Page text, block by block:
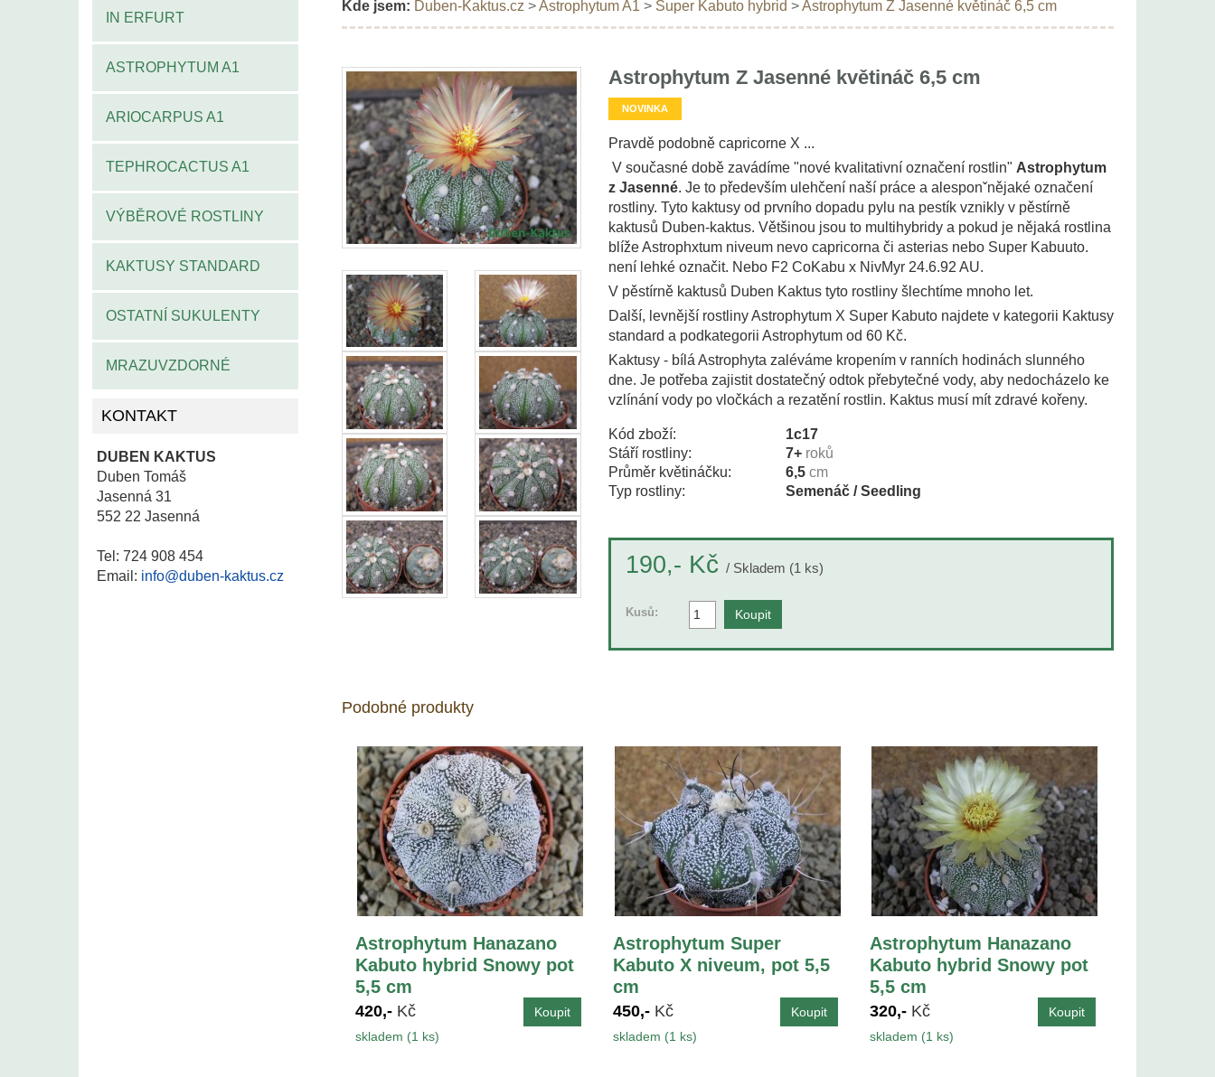
IN ERFURT
ASTROPHYTUM A1
ARIOCARPUS A1
TEPHROCACTUS A1
VÝBĚROVÉ ROSTLINY
KAKTUSY STANDARD
OSTATNÍ SUKULENTY
MRAZUVZDORNÉ
KONTAKT
DUBEN KAKTUS
Duben Tomáš
Jasenná 31
552 22 Jasenná
Tel: 724 908 454
Email: info@duben-kaktus.cz
Kde jsem: Duben-Kaktus.cz >Astrophytum A1 > Super Kabuto hybrid >Astrophytum Z Jasenné květináč 6,5 cm
Astrophytum Z Jasenné květináč 6,5 cm
NOVINKA
Pravdě podobně capricorne X ...
V současné době zavádíme "nové kvalitativní označení rostlin" Astrophytum
z Jasenné. Je to především ulehčení naší práce a alesponˇnějaké označení
rostliny. Tyto kaktusy od prvního dopadu pylu na pestík vznikly v pěstírně
kaktusů Duben-kaktus. Většinou jsou to multihybridy a pokud je nějaká rostlina
blíže Astrophxtum niveum nevo capricorna či asterias nebo Super Kabuuto.
není lehké označit. Nebo F2 CoKabu x NivMyr 24.6.92 AU.
V pěstírně kaktusů Duben Kaktus tyto rostliny šlechtíme mnoho let.
Další, levnější rostliny Astrophytum X Super Kabuto najdete v kategorii Kaktusy
standard a podkategorii Astrophytum od 60 Kč.
Kaktusy - bílá Astrophyta zaléváme kropením v ranních hodinách slunného
dne. Je potřeba zajistit dostatečný odtok přebytečné vody, aby nedocházelo ke
vzlínání vody po vločkách a rezatění rostlin. Kaktus musí mít zdravé kořeny.
Kód zboží:
1c17
Stáří rostliny:
7+ roků
Průměr květináčku:
6,5 cm
Typ rostliny:
Semenáč / Seedling
190,- Kč / Skladem (1 ks)
Kusů:
Podobné produkty
Astrophytum Hanazano
Kabuto hybrid Snowy pot
5,5 cm
420,- Kč
skladem (1 ks)
Astrophytum Super
Kabuto X niveum, pot 5,5
cm
450,- Kč
skladem (1 ks)
Astrophytum Hanazano
Kabuto hybrid Snowy pot
5,5 cm
320,- Kč
skladem (1 ks)